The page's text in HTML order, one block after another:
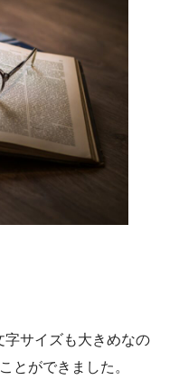
サイズも大きめなの
とができました。